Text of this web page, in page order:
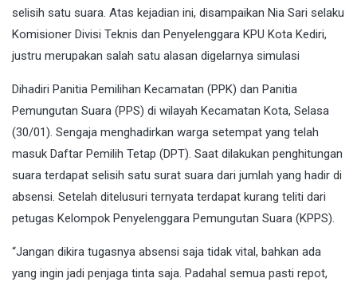
selisih satu suara. Atas kejadian ini, disampaikan Nia Sari selaku
Komisioner Divisi Teknis dan Penyelenggara KPU Kota Kediri,
justru merupakan salah satu alasan digelarnya simulasi
Dihadiri Panitia Pemilihan Kecamatan (PPK) dan Panitia
Pemungutan Suara (PPS) di wilayah Kecamatan Kota, Selasa
(30/01). Sengaja menghadirkan warga setempat yang telah
masuk Daftar Pemilih Tetap (DPT). Saat dilakukan penghitungan
suara terdapat selisih satu surat suara dari jumlah yang hadir di
absensi. Setelah ditelusuri ternyata terdapat kurang teliti dari
petugas Kelompok Penyelenggara Pemungutan Suara (KPPS).
“Jangan dikira tugasnya absensi saja tidak vital, bahkan ada
yang ingin jadi penjaga tinta saja. Padahal semua pasti repot,